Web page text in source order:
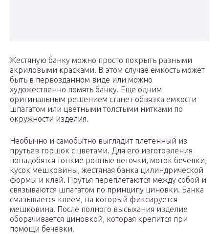
Жестяную банку можно просто покрыть разными
акриловыми красками. В этом случае емкость может
быть в первозданном виде или можно
художественно помять банку. Еще одним
оригинальным решением станет обвязка емкости
шпагатом или цветными толстыми нитками по
окружности изделия.
Необычно и самобытно выглядит плетенный из
прутьев горшок с цветами. Для его изготовления
понадобятся тонкие ровные веточки, моток бечевки,
кусок мешковины, жестяная банка цилиндрической
формы и клей. Прутья переплетаются между собой и
связываются шпагатом по принципу циновки. Банка
смазывается клеем, на который фиксируется
мешковина. После полного высыхания изделие
оборачивается циновкой, которая крепится при
помощи бечевки.